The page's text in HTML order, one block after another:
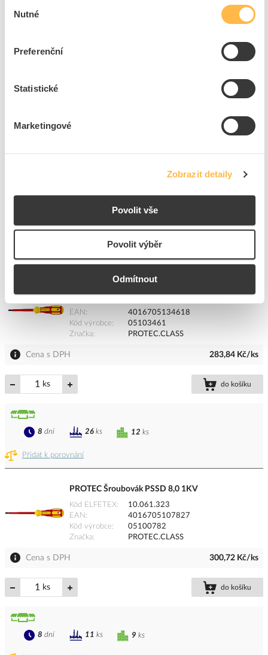
souhlasu
Nutné
Preferenční
Statistické
Marketingové
Zobrazit detaily
Povolit vše
Povolit výběr
Odmítnout
Přidat k porovnání
PROTEC Šroubovák PKSD PZ1 5x80 PZ1 1kV
Kód výrobce
Značka
Cena s DPH 217,35 Kč/ks
do košíku
12 ks
8dní 68 ks
Kód ELFETEX
10.793.305
EAN
4016705134618
Kód výrobce
05103461
Značka
PROTEC.CLASS
Cena s DPH 283,84 Kč/ks
ks do košíku
Přidat k porovnání
12 ks
8 dní 26 ks
PROTEC Šroubovák PSSD 8,0 1KV
Kód ELFETEX
10.061.323
EAN
4016705107827
Kód výrobce
05100782
Značka
PROTEC.CLASS
Cena s DPH 300,72 Kč/ks
ks do košíku
9 ks
8 dní 11 ks